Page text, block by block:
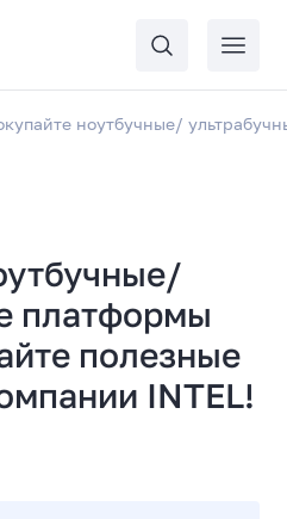
ноутбучные/
платформы
полезные
INTEL!